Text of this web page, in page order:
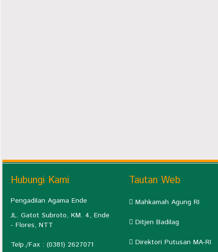
Hubungi Kami
Pengadilan Agama Ende
JL. Gatot Subroto, KM. 4, Ende
- Flores, NTT
Telp./Fax : (0381) 2627071
Tautan Web
Mahkamah Agung RI
Ditjen Badilag
Direktori Putusan MA-RI